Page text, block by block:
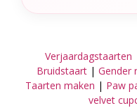
Verjaardagstaarten
Bruidstaart| Gender
Taarten maken | Paw
velvet